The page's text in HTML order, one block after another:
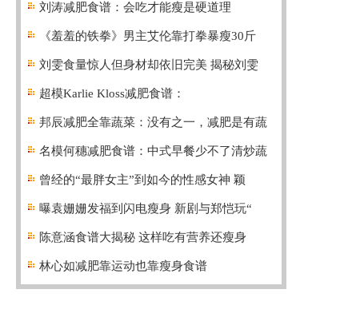
刘涛减肥食谱：会吃才能瘦是硬道理
《羞羞的铁拳》男主艾伦靠打拳暴瘦30斤
刘雯食量惊人但身材却依旧完美 揭秘刘雯
超模Karlie Kloss减肥食谱：
邦辰减肥全靠蔬菜：没有之一，减肥是有蔬
名模何穗减肥食谱：中式早餐少不了清炒蔬
曾经的“最胖女主”到如今的性感女神 颖
曝袁姗姗发福到闪电瘦身 新剧与郑恺玩“
陈意涵食谱大揭秘 这样吃有营养还瘦身
林心如减肥靠运动也靠瘦身食谱